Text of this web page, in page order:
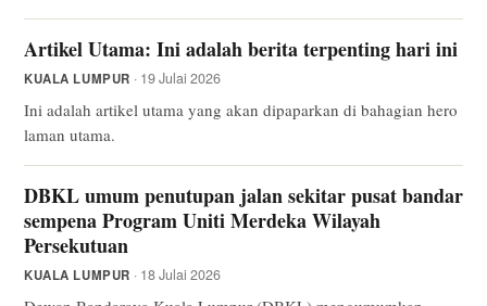
Artikel Utama: Ini adalah berita terpenting hari ini
KUALA LUMPUR · 19 Julai 2026
Ini adalah artikel utama yang akan dipaparkan di bahagian hero
laman utama.
DBKL umum penutupan jalan sekitar pusat bandar
sempena Program Uniti Merdeka Wilayah
Persekutuan
KUALA LUMPUR · 18 Julai 2026